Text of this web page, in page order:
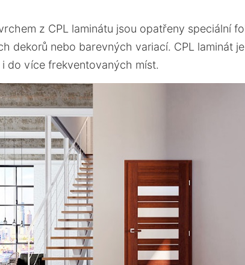
z CPL laminátu jsou opatřeny speciální
dekorů nebo barevných variací. CPL laminát je
do více frekventovaných míst.